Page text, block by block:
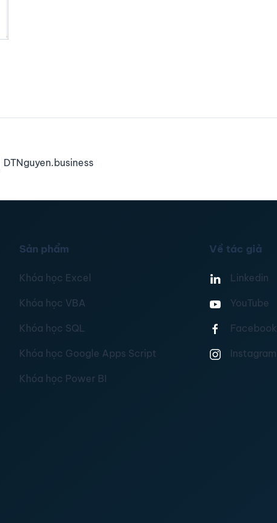
Sản phẩm
Khóa học Excel
Khóa học VBA
Khóa học SQL
Khóa học Google Apps Script
Khóa học Power BI
Về tác giả
Linkedin
YouTube
Facebook
Instagram